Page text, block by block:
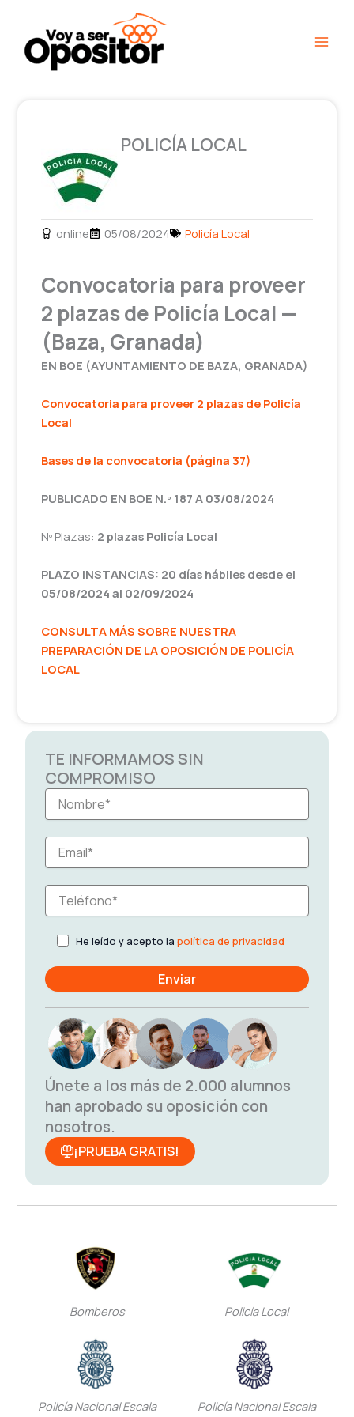
contenido
POLICÍA LOCAL
online 05/08/2024 Policía Local
Convocatoria para proveer
2 plazas de Policía Local —
(Baza, Granada)
EN BOE (AYUNTAMIENTO DE BAZA, GRANADA)
Convocatoria para proveer 2 plazas de Policía
Local
Bases de la convocatoria (página 37)
PUBLICADO EN BOE N.º 187 A 03/08/2024
Nº Plazas: 2 plazas Policía Local
PLAZO INSTANCIAS: 20 días hábiles desde el
05/08/2024 al 02/09/2024
CONSULTA MÁS SOBRE NUESTRA
PREPARACIÓN DE LA OPOSICIÓN DE POLICÍA
LOCAL
TE INFORMAMOS SIN
COMPROMISO
He leído y acepto la política de privacidad
Únete a los más de 2.000 alumnos
han aprobado su oposición con
nosotros.
¡PRUEBA GRATIS!
Bomberos Policía Local
Policía Nacional Escala Policía Nacional Escala